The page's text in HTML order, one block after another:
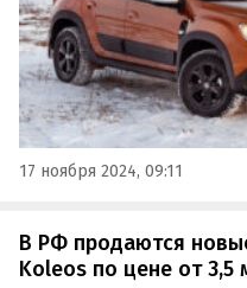
17 ноября 2024, 09:11
В РФ продаются
Koleos по цене от 3,5